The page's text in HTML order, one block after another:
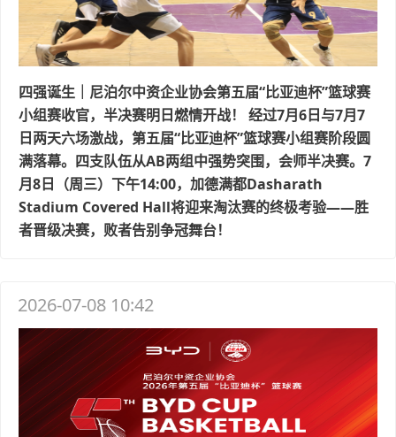
四强诞生｜尼泊尔中资企业协会第五届“比亚迪杯”篮球赛
小组赛收官，半决赛明日燃情开战！ 经过7月6日与7月7
日两天六场激战，第五届“比亚迪杯”篮球赛小组赛阶段圆
满落幕。四支队伍从AB两组中强势突围，会师半决赛。7
月8日（周三）下午14:00，加德满都Dasharath
Stadium Covered Hall将迎来淘汰赛的终极考验——胜
者晋级决赛，败者告别争冠舞台！
2026-07-08 10:42